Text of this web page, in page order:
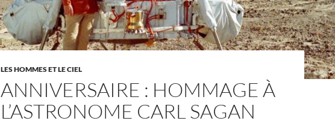
LES HOMMES ET LE CIEL
ANNIVERSAIRE : HOMMAGE À
L’ASTRONOME CARL SAGAN